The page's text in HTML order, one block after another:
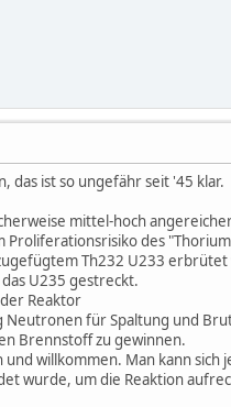
das ist so ungefähr seit '45 klar.
mittel-hoch
des
Th232 U233 erbrütet
U235 gestreckt.
Reaktor
für Spaltung und
Brennstoff zu gewinnen.
willkommen. Man kann
wurde, um die Reaktion